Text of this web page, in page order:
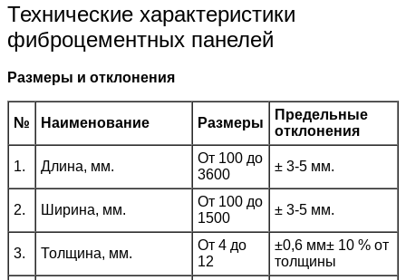
Технические характеристики
фиброцементных панелей
Размеры и отклонения
№ Наименование Размеры
Предельные
отклонения
1. Длина, мм.
От 100 до
3600
± 3-5 мм.
2. Ширина, мм.
От 100 до
1500
± 3-5 мм.
3. Толщина, мм.
От 4 до
12
±0,6 мм± 10 % от
толщины